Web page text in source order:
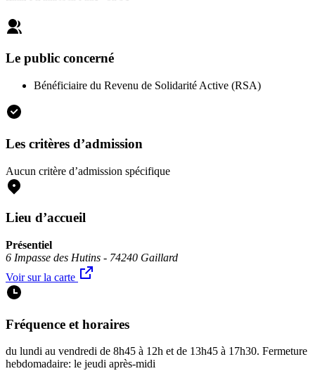
Le public concerné
Bénéficiaire du Revenu de Solidarité Active (RSA)
Les critères d’admission
Aucun critère d’admission spécifique
Lieu d’accueil
Présentiel
6 Impasse des Hutins - 74240 Gaillard
Voir sur la carte
Fréquence et horaires
du lundi au vendredi de 8h45 à 12h et de 13h45 à 17h30. Fermeture
hebdomadaire: le jeudi après-midi